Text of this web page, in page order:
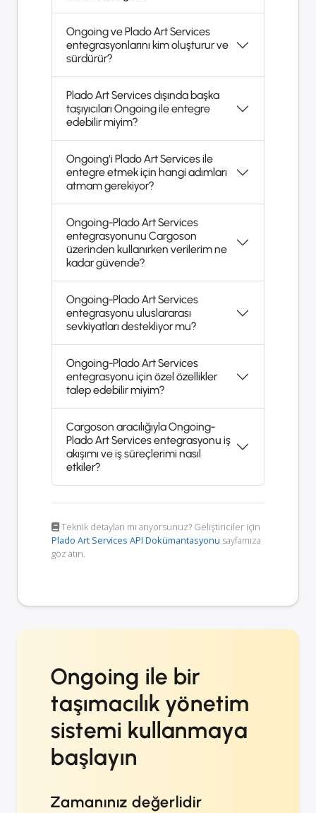
Ongoing ve Plado Art Services
entegrasyonlarını kim oluşturur ve
sürdürür?
Plado Art Services dışında başka
taşıyıcıları Ongoing ile entegre
edebilir miyim?
Ongoing'i Plado Art Services ile
entegre etmek için hangi adımları
atmam gerekiyor?
Ongoing-Plado Art Services
entegrasyonunu Cargoson
üzerinden kullanırken verilerim ne
kadar güvende?
Ongoing-Plado Art Services
entegrasyonu uluslararası
sevkiyatları destekliyor mu?
Ongoing-Plado Art Services
entegrasyonu için özel özellikler
talep edebilir miyim?
Cargoson aracılığıyla Ongoing-
Plado Art Services entegrasyonu iş
akışımı ve iş süreçlerimi nasıl
etkiler?
Teknik detayları mı arıyorsunuz? Geliştiriciler için
Plado Art Services API Dokümantasyonu sayfamıza
göz atın.
Ongoing ile bir
taşımacılık yönetim
sistemi kullanmaya
başlayın
Zamanınız değerlidir